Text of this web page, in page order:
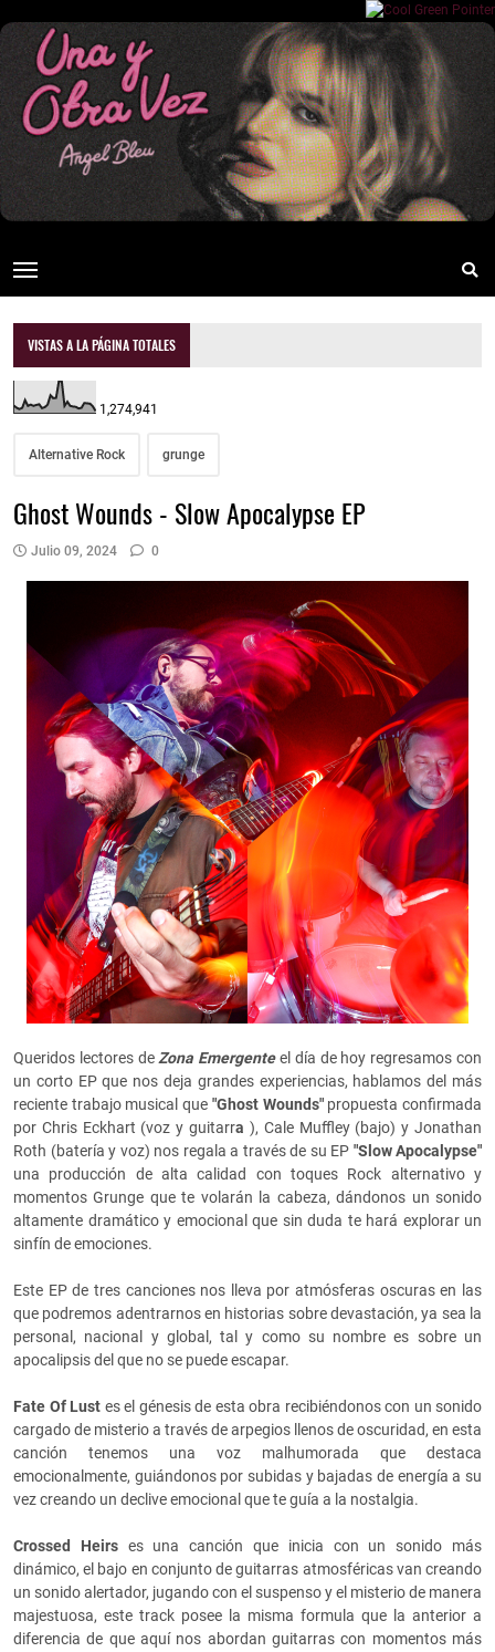
VISTAS A LA PÁGINA TOTALES
1,274,941
Alternative Rock grunge
Ghost Wounds - Slow Apocalypse EP
Julio 09, 2024 0
Queridos lectores deZona Emergenteel día de hoy regresamos con
un corto EP que nos deja grandes experiencias, hablamos del más
reciente trabajo musical que "Ghost Wounds" propuesta confirmada
por Chris Eckhart (voz y guitarra ), Cale Muffley (bajo) y Jonathan
Roth (batería y voz) nos regala a través de su EP "Slow Apocalypse"
una producción de alta calidad con toques Rock alternativo y
momentos Grunge que te volarán la cabeza, dándonos un sonido
altamente dramático y emocional que sin duda te hará explorar un
sinfín de emociones.
Este EP de tres canciones nos lleva por atmósferas oscuras en las
que podremos adentrarnos en historias sobre devastación, ya sea la
personal, nacional y global, tal y como su nombre es sobre un
apocalipsis del que no se puede escapar.
Fate Of Lust es el génesis de esta obra recibiéndonos con un sonido
cargado de misterio a través de arpegios llenos de oscuridad, en esta
canción tenemos una voz malhumorada que destaca
emocionalmente, guiándonos por subidas y bajadas de energía a su
vez creando un declive emocional que te guía a la nostalgia.
Crossed Heirs es una canción que inicia con un sonido más
dinámico, el bajo en conjunto de guitarras atmosféricas van creando
un sonido alertador, jugando con el suspenso y el misterio de manera
majestuosa, este track posee la misma formula que la anterior a
diferencia de que aquí nos abordan guitarras con momentos más